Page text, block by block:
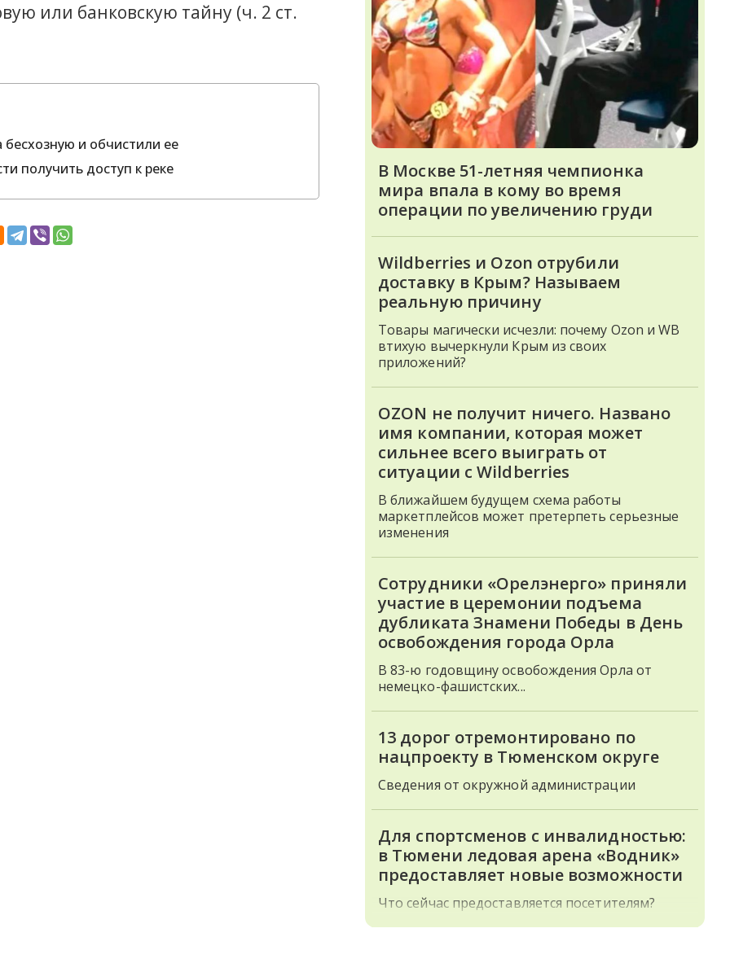
или банковскую тайну (ч. 2 ст.
и обчистили ее
получить доступ к реке
В Москве 51-летняя чемпионка
мира впала в кому во время
операции по увеличению груди
Wildberries и Ozon отрубили
доставку в Крым? Называем
реальную причину
Товары магически исчезли: почему Ozon и WB
втихую вычеркнули Крым из своих
приложений?
OZON не получит ничего. Названо
имя компании, которая может
сильнее всего выиграть от
ситуации с Wildberries
В ближайшем будущем схема работы
маркетплейсов может претерпеть серьезные
изменения
Сотрудники «Орелэнерго» приняли
участие в церемонии подъема
дубликата Знамени Победы в День
освобождения города Орла
В 83-ю годовщину освобождения Орла от
немецко-фашистских...
13 дорог отремонтировано по
нацпроекту в Тюменском округе
Сведения от окружной администрации
Для спортсменов с инвалидностью:
в Тюмени ледовая арена «Водник»
предоставляет новые возможности
Что сейчас предоставляется посетителям?